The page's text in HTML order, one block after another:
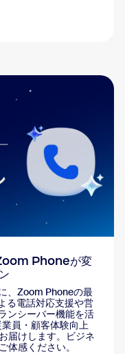
Phoneが変
、Zoom Phoneの最
る電話対応支援や営
ンシーバー機能を活
員・顧客体験向上
届けします。ビジネ
体感ください。